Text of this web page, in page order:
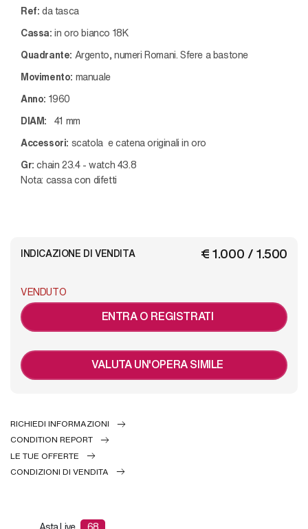
Ref:da tasca
Cassa:in oro bianco 18K
Quadrante: Argento, numeri Romani. Sfere a bastone
Movimento: manuale
Anno: 1960
DIAM: 41 mm
Accessori: scatola e catena originali in oro
Gr:chain 23.4 - watch 43.8
Nota: cassa con difetti
€ 1.000 / 1.500
INDICAZIONE DI VENDITA
VENDUTO
ENTRA O REGISTRATI
VALUTA UN'OPERA SIMILE
RICHIEDI INFORMAZIONI
CONDITION REPORT
LE TUE OFFERTE
CONDIZIONI DI VENDITA